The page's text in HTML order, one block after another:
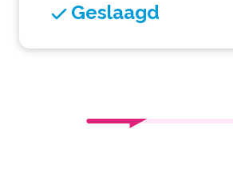
Geslaagd